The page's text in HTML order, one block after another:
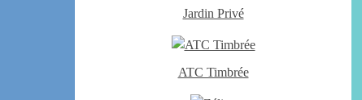
Jardin Privé
ATC Timbrée